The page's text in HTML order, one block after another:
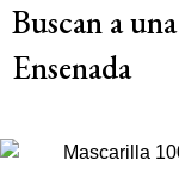
Buscan a
Ensenada